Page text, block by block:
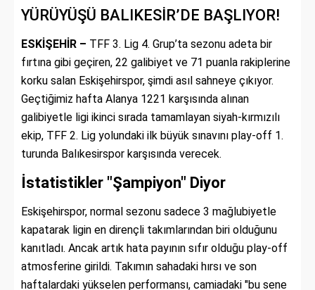
YÜRÜYÜŞÜ BALIKESİR’DE BAŞLIYOR!
ESKİŞEHİR – TFF 3. Lig 4. Grup’ta sezonu adeta bir
fırtına gibi geçiren, 22 galibiyet ve 71 puanla rakiplerine
korku salan Eskişehirspor, şimdi asıl sahneye çıkıyor.
Geçtiğimiz hafta Alanya 1221 karşısında alınan
galibiyetle ligi ikinci sırada tamamlayan siyah-kırmızılı
ekip, TFF 2. Lig yolundaki ilk büyük sınavını play-off 1.
turunda Balıkesirspor karşısında verecek.
İstatistikler "Şampiyon" Diyor
Eskişehirspor, normal sezonu sadece 3 mağlubiyetle
kapatarak ligin en dirençli takımlarından biri olduğunu
kanıtladı. Ancak artık hata payının sıfır olduğu play-off
atmosferine girildi. Takımın sahadaki hırsı ve son
haftalardaki yükselen performansı, camiadaki "bu sene